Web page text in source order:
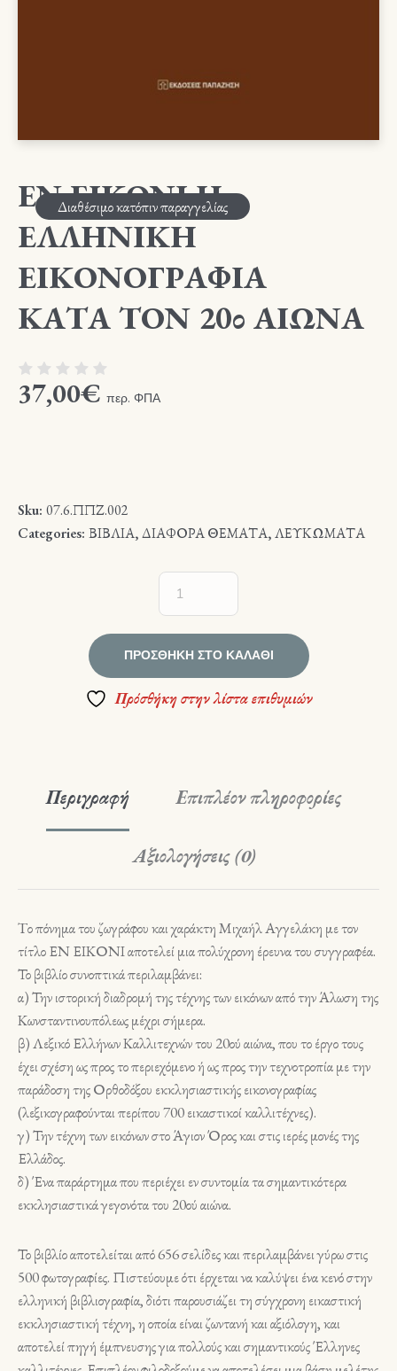
ΕΝ ΕΙΚΟΝΙ Η
ΕΛΛΗΝΙΚΗ
ΕΙΚΟΝΟΓΡΑΦΙΑ
ΚΑΤΑ ΤΟΝ 20ο ΑΙΩΝΑ
37,00€ περ. ΦΠΑ
Sku: 07.6.ΠΠΖ.002
Categories: ΒΙΒΛΙΑ,ΔΙΑΦΟΡΑ ΘΕΜΑΤΑ,ΛΕΥΚΩΜΑΤΑ
Διαθέσιμο κατόπιν παραγγελίας
ΠΡΟΣΘΉΚΗ ΣΤΟ ΚΑΛΆΘΙ
Πρόσθήκη στην λίστα επιθυμιών
Περιγραφή Επιπλέον πληροφορίες
Αξιολογήσεις (0)
Tο πόνημα του ζωγράφου και χαράκτη Μιχαήλ Αγγελάκη με τον
τίτλο ΕΝ ΕΙΚΟΝΙ αποτελεί μια πολύχρονη έρευνα του συγγραφέα.
Το βιβλίο συνοπτικά περιλαμβάνει:
α) Την ιστορική διαδρομή της τέχνης των εικόνων από την Άλωση της
Κωνσταντινουπόλεως μέχρι σήμερα.
β) Λεξικό Ελλήνων Καλλιτεχνών του 20ού αιώνα, που το έργο τους
έχει σχέση ως προς το περιεχόμενο ή ως προς την τεχνοτροπία με την
παράδοση της Ορθοδόξου εκκλησιαστικής εικονογραφίας
(λεξικογραφούνται περίπου 700 εικαστικοί καλλιτέχνες).
γ) Την τέχνη των εικόνων στο Άγιον Όρος και στις ιερές μονές της
Ελλάδος.
δ) Ένα παράρτημα που περιέχει εν συντομία τα σημαντικότερα
εκκλησιαστικά γεγονότα του 20ού αιώνα.
Το βιβλίο αποτελείται από 656 σελίδες και περιλαμβάνει γύρω στις
500 φωτογραφίες. Πιστεύουμε ότι έρχεται να καλύψει ένα κενό στην
ελληνική βιβλιογραφία, διότι παρουσιάζει τη σύγχρονη εικαστική
εκκλησιαστική τέχνη, η οποία είναι ζωντανή και αξιόλογη, και
αποτελεί πηγή έμπνευσης για πολλούς και σημαντικούς Έλληνες